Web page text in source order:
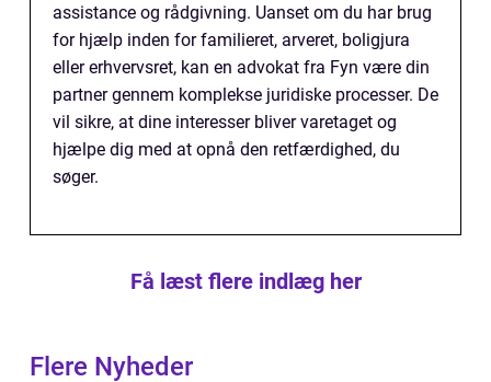
assistance og rådgivning. Uanset om du har brug
for hjælp inden for familieret, arveret, boligjura
eller erhvervsret, kan en advokat fra Fyn være din
partner gennem komplekse juridiske processer. De
vil sikre, at dine interesser bliver varetaget og
hjælpe dig med at opnå den retfærdighed, du
søger.
Få læst flere indlæg her
Flere Nyheder